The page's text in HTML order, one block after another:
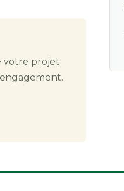
votre projet